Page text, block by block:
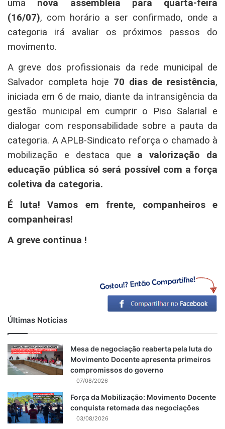
uma nova assembleia para quarta-feira
(16/07), com horário a ser confirmado, onde a
categoria irá avaliar os próximos passos do
movimento.
A greve dos profissionais da rede municipal de
Salvador completa hoje 70 dias de resistência,
iniciada em 6 de maio, diante da intransigência da
gestão municipal em cumprir o Piso Salarial e
dialogar com responsabilidade sobre a pauta da
categoria. A APLB-Sindicato reforça o chamado à
mobilização e destaca que a valorização da
educação pública só será possível com a força
coletiva da categoria.
É luta! Vamos em frente, companheiros e
companheiras!
A greve continua !
Últimas Notícias
Mesa de negociação reaberta pela luta do
Movimento Docente apresenta primeiros
compromissos do governo
07/08/2026
Força da Mobilização: Movimento Docente
conquista retomada das negociações
03/08/2026